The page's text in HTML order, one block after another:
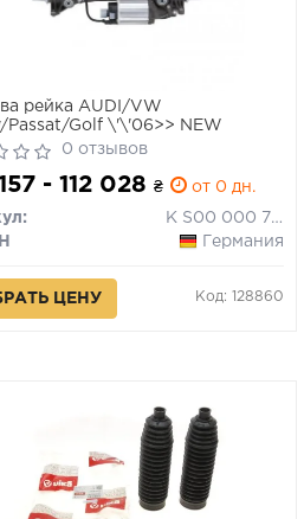
рейка AUDI/VW
Passat/Golf \'\'06>> NEW
0 отзывов
- 112 028 ₴ от 0 дн.
K S00 000 776
Германия
ЦЕНУ Код: 128860